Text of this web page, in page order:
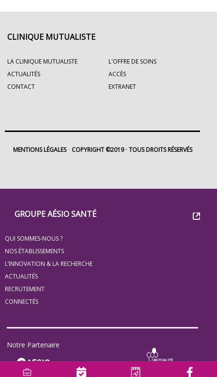
Groupe
Eovi
pour
les
minis
site
GROUPE AÉSIO SANTÉ
QUI SOMMES-NOUS ?
NOS ÉTABLISSEMENTS
L’INNOVATION & LA RECHERCHE
ACTUALITÉS
RECRUTEMENT
CONNECTÉS
Notre Partenaire
CLINIQUE MUTUALISTE
LA CLINIQUE MUTUALISTE
L'OFFRE DE SOINS
ACTUALITÉS
ACCÈS
CONTACT
EXTRANET
MENTIONS LÉGALES COPYRIGHT ©2019 TOUS DROITS RÉSERVÉS